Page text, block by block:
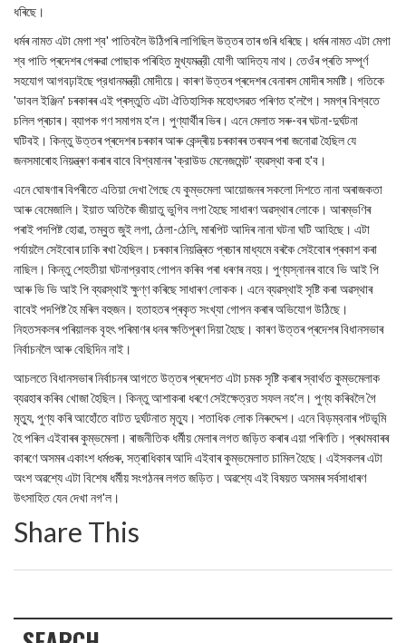
ধৰিছে।
ধৰ্মৰ নামত এটা মেগা শ্ব' পাতিবলৈ উঠিপৰি লাগিছিল উত্তৰ তাৰ গুৰি ধৰিছে। ধৰ্মৰ নামত এটা মেগা
শ্ব পাতি প্ৰদেশৰ গেৰুৱা পোছাক পৰিহিত মুখ্যমন্ত্রী যোগী আদিত্য নাথ। তেওঁৰ প্ৰতি সম্পূর্ণ
সহযোগ আগবঢ়াইছে প্রধানমন্ত্রী মোদীয়ে। কাৰণ উত্তৰ প্ৰদেশৰ বেনাৰস মোদীৰ সমষ্টি। গতিকে
'ডাবল ইঞ্জিন' চৰকাৰৰ এই প্ৰস্তুতি এটা ঐতিহাসিক মহোৎসৱত পৰিণত হ'লগৈ। সমগ্ৰ বিশ্বতে
চলিল প্ৰচাৰ। ব্যাপক গণ সমাগম হ'ল। পুণ্যার্থীৰ ভিৰ। এনে মেলাত সৰু-বৰ ঘটনা-দুর্ঘটনা
ঘটিবই। কিন্তু উত্তৰ প্ৰদেশৰ চৰকাৰ আৰু কেন্দ্ৰীয় চৰকাৰৰ তৰফৰ পৰা জনোৱা হৈছিল যে
জনসমাৰোহ নিয়ন্ত্ৰণ কৰাৰ বাবে বিশ্বমানৰ 'ক্রাউড মেনেজমেন্ট' ব্যৱস্থা কৰা হ'ব।
এনে ঘোষণাৰ বিপৰীতে এতিয়া দেখা গৈছে যে কুম্ভমেলা আয়োজনৰ সকলো দিশতে নানা অৰাজকতা
আৰু বেমেজালি। ইয়াত অতিকৈ জীয়াতু ভুগিব লগা হৈছে সাধাৰণ অৱস্থাৰ লোকে। আৰম্ভণিৰ
পৰাই পদপিষ্ট হোৱা, তম্বুত জুই লগা, ঠেলা-ঠেলি, মাৰপিট আদিৰ নানা ঘটনা ঘটি আহিছে। এটা
পর্যায়লৈ সেইবোৰ ঢাকি ৰখা হৈছিল। চৰকাৰ নিয়ন্ত্ৰিত প্ৰচাৰ মাধ্যমে বৰকৈ সেইবোৰ প্ৰকাশ কৰা
নাছিল। কিন্তু শেহতীয়া ঘটনাপ্রবাহ গোপন কৰিব পৰা ধৰণৰ নহয়। পুণ্যস্নানৰ বাবে ভি আই পি
আৰু ভি ভি আই পি ব্যৱস্থাই ক্ষুণ্ণ কৰিছে সাধাৰণ লোকক। এনে ব্যৱস্থাই সৃষ্টি কৰা অৱস্থাৰ
বাবেই পদপিষ্ট হৈ মৰিল বহুজন। হতাহতৰ প্ৰকৃত সংখ্যা গোপন কৰাৰ অভিযোগ উঠিছে।
নিহতসকলৰ পৰিয়ালক বৃহৎ পৰিমাণৰ ধনৰ ক্ষতিপূৰণ দিয়া হৈছে। কাৰণ উত্তৰ প্ৰদেশৰ বিধানসভাৰ
নিৰ্বাচনলৈ আৰু বেছিদিন নাই।
আচলতে বিধানসভাৰ নিৰ্বাচনৰ আগতে উত্তৰ প্ৰদেশত এটা চমক সৃষ্টি কৰাৰ স্বাৰ্থত কুম্ভমেলাক
ব্যৱহাৰ কৰিব খোজা হৈছিল। কিন্তু আশাকৰা ধৰণে সেইক্ষেত্রত সফল নহ'ল। পুণ্য কৰিবলৈ গৈ
মৃত্যু, পুণ্য কৰি আহোঁতে বাটত দুর্ঘটনাত মৃত্যু। শতাধিক লোক নিৰুদ্দেশ। এনে বিড়ম্বনাৰ পটভূমি
হৈ পৰিল এইবাৰৰ কুম্ভমেলা। ৰাজনীতিক ধর্মীয় মেলাৰ লগত জড়িত কৰাৰ এয়া পৰিণতি। প্ৰথমবাৰৰ
কাৰণে অসমৰ একাংশ ধৰ্মগুৰু, সত্ৰাধিকাৰ আদি এইবাৰ কুম্ভমেলাত চামিল হৈছে। এইসকলৰ এটা
অংশ অৱশ্যে এটা বিশেষ ধর্মীয় সংগঠনৰ লগত জড়িত। অৱশ্যে এই বিষয়ত অসমৰ সৰ্বসাধাৰণ
উৎসাহিত যেন দেখা নগ'ল।
Share This